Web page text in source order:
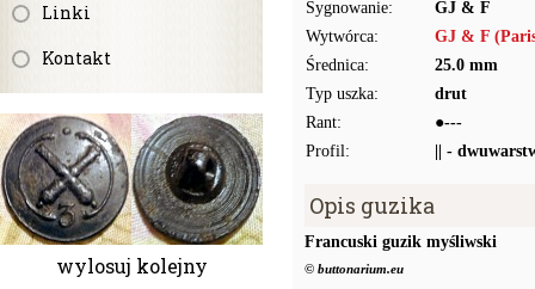
Linki
Kontakt
wylosuj kolejny
Sygnowanie:
GJ & F
Wytwórca:
GJ & F
Średnica:
25.0 mm
Typ uszka:
drut
Rant:
●---
Profil:
|| -
Opis guzika
Francuski guzik myśliwski
© buttonarium.eu